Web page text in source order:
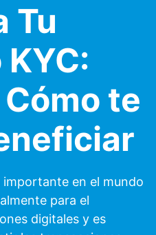
Tu
te
importante en el mundo
para el
digitales y es